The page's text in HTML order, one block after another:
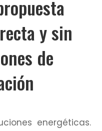
y sin
de
energéticas.